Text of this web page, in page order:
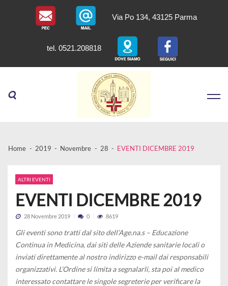
Via Po 134, 43125 Parma
tel. 0521.208818
Home 2019 Novembre 28 EVENTI DICEMBRE 2019
ALTRI EVENTI
EVENTI DICEMBRE 2019
28 Novembre 2019 0 8619
Gli eventi sono tratti dal sito dell’Age.na.s – Educazione
Continua in Medicina, dai siti delle Aziende sanitarie locali o
inviati direttamente al nostro indirizzo e-mail dai responsabili
organizzativi. L’Ordine si limita a segnalarli, sta poi al medico
interessato contattare le singole segreterie per verificare la